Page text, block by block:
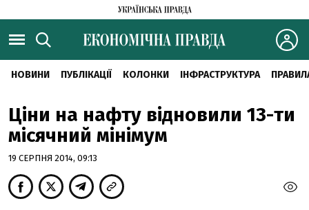
НОВИНИ ПУБЛІКАЦІЇ КОЛОНКИ ІНФРАСТРУКТУРА
Ціни на нафту відновили 13-ти
місячний мінімум
19 СЕРПНЯ 2014, 09:13